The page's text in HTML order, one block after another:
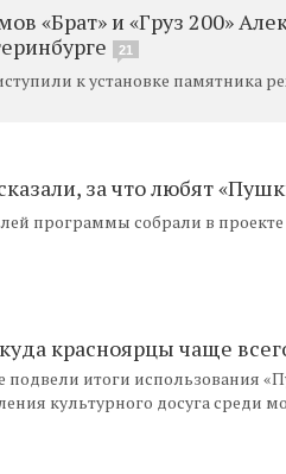
«Брат» и «Груз 200»
21
к установке памятника
за что любят
программы собрали в
красноярцы чаще
подвели итоги использования
культурного досуга среди